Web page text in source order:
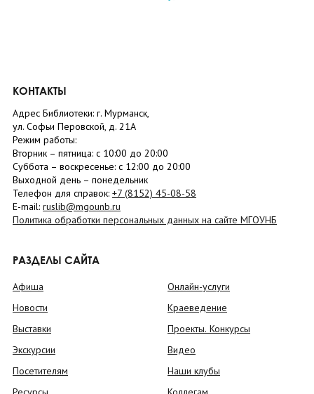
КОНТАКТЫ
Адрес Библиотеки: г. Мурманск,
ул. Софьи Перовской, д. 21А
Режим работы:
Вторник – пятница: с 10:00 до 20:00
Суббота – воскресенье: c 12:00 до 20:00
Выходной день – понедельник
Телефон для справок: +7 (8152) 45-08-58
E-mail: ruslib@mgounb.ru
Политика обработки персональных данных на сайте МГОУНБ
РАЗДЕЛЫ САЙТА
Афиша
Новости
Выставки
Экскурсии
Посетителям
Онлайн-услуги
Краеведение
Проекты. Конкурсы
Видео
Наши клубы